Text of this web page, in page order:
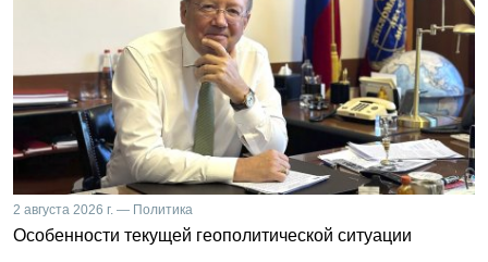
2 августа 2026 г. — Политика
Особенности текущей геополитической ситуации